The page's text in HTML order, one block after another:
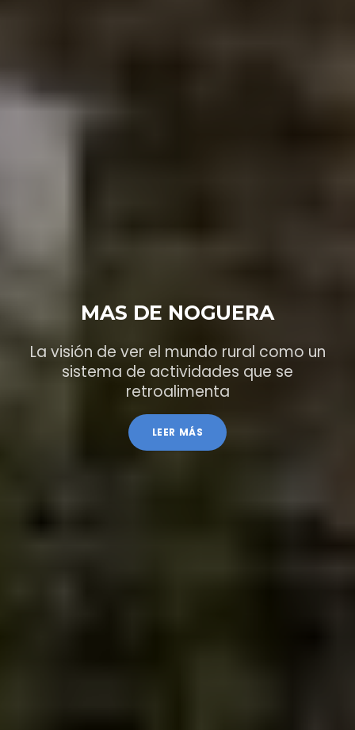
MAS DE NOGUERA
La visión de ver el mundo rural como un
sistema de actividades que se
retroalimenta
LEER MÁS